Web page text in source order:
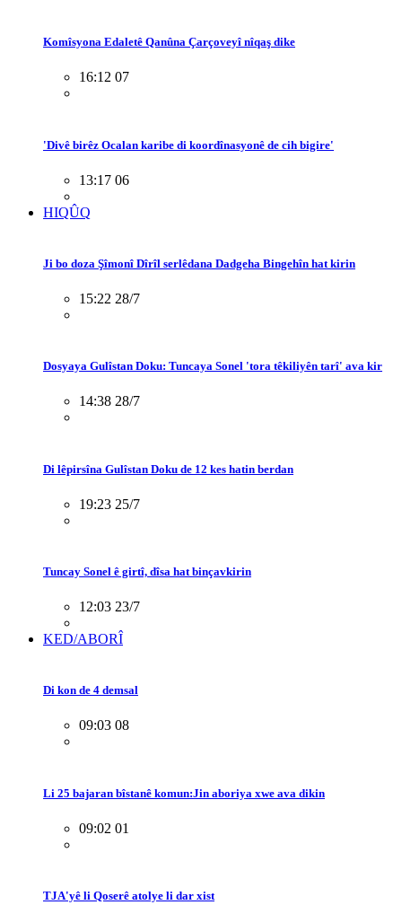
Komîsyona Edaletê Qanûna Çarçoveyî nîqaş dike
16:12 07
'Divê birêz Ocalan karibe di koordînasyonê de cih bigire'
13:17 06
HIQÛQ
Ji bo doza Şîmonî Dîrîl serlêdana Dadgeha Bingehîn hat kirin
15:22 28/7
Dosyaya Gulîstan Doku: Tuncaya Sonel 'tora têkiliyên tarî' ava kir
14:38 28/7
Di lêpirsîna Gulîstan Doku de 12 kes hatin berdan
19:23 25/7
Tuncay Sonel ê girtî, dîsa hat binçavkirin
12:03 23/7
KED/ABORÎ
Di kon de 4 demsal
09:03 08
Li 25 bajaran bîstanê komun:Jin aboriya xwe ava dikin
09:02 01
TJA'yê li Qoserê atolye li dar xist